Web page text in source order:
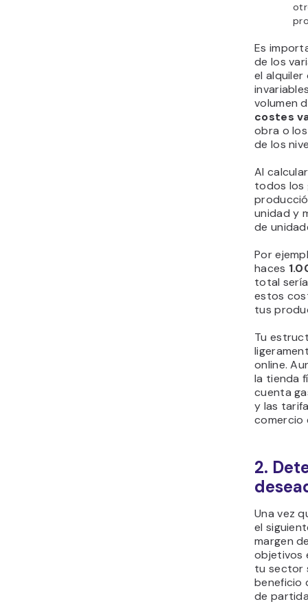
Es
de los
el alquiler
volumen
costes
obra o
de los
Al
todos los
unidad y
de
Por
haces
total
estos
tus
Tu
online.
la tienda
cuenta
y las
comercio
2.
Una vez
el
margen
objetivos
tu sector
beneficio
de